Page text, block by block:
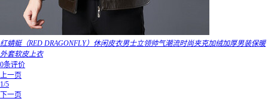
红蜻蜓（RED DRAGONFLY）休闲皮衣男士立领帅气潮流时尚夹克加绒加厚男装保暖
外套软皮上衣
0条评价
上一页
1/5
下一页